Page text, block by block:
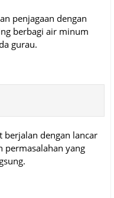
penjagaan dengan
berbagi air minum
gurau.
berjalan dengan lancar
permasalahan yang